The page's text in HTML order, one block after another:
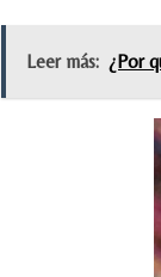
Leer más: ¿Por